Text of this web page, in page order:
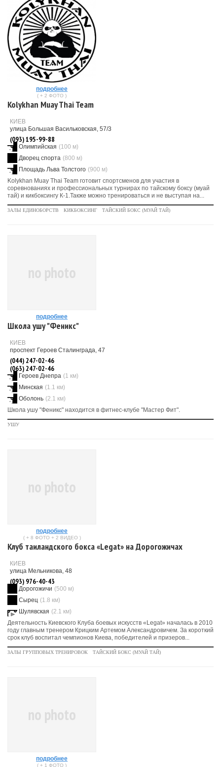
подробнее
( + 2 ФОТО )
Kolykhan Muay Thai Team
КИЕВ
улица Большая Васильковская, 57/3
(093) 195-99-88
Олимпийская (100 м)
Дворец спорта (800 м)
Площадь Льва Толстого (900 м)
Kolykhan Muay Thai Team готовит спортсменов для участия в
соревнованиях и профессиональных турнирах по тайскому боксу (муай
тай) и кикбоксингу К-1.Также можно тренироваться и не выступая на...
ЗАЛЫ ЕДИНОБОРСТВ КИКБОКСИНГ ТАЙСКИЙ БОКС (МУАЙ ТАЙ)
no photo
подробнее
Школа ушу "Феникс"
КИЕВ
проспект Героев Сталинграда, 47
(044) 247-02-46
(063) 247-02-46
Героев Днепра (1 км)
Минская (1.1 км)
Оболонь (2.1 км)
Школа ушу "Феникс" находится в фитнес-клубе "Мастер Фит".
УШУ
no photo
подробнее
( + 8 ФОТО + 2 ВИДЕО )
Клуб таиландского бокса «Legat» на Дорогожичах
КИЕВ
улица Мельникова, 48
(093) 976-40-43
Дорогожичи (500 м)
Сырец (1.8 км)
Шулявская (2.1 км)
Деятельность Киевского Клуба боевых искусств «Legat» началась в 2010
году главным тренером Крицким Артемом Александровичем. За короткий
срок клуб воспитал чемпионов Киева, победителей и призеров...
ЗАЛЫ ГРУППОВЫХ ТРЕНИРОВОК ТАЙСКИЙ БОКС (МУАЙ ТАЙ)
no photo
подробнее
( + 1 ФОТО )